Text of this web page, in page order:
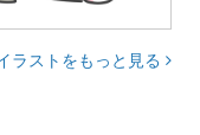
ラストをもっと見る